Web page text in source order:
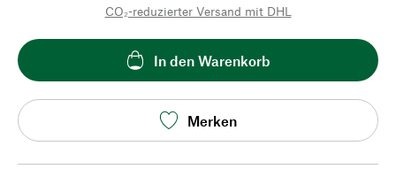
CO₂-reduzierter Versand mit DHL
In den Warenkorb
Merken